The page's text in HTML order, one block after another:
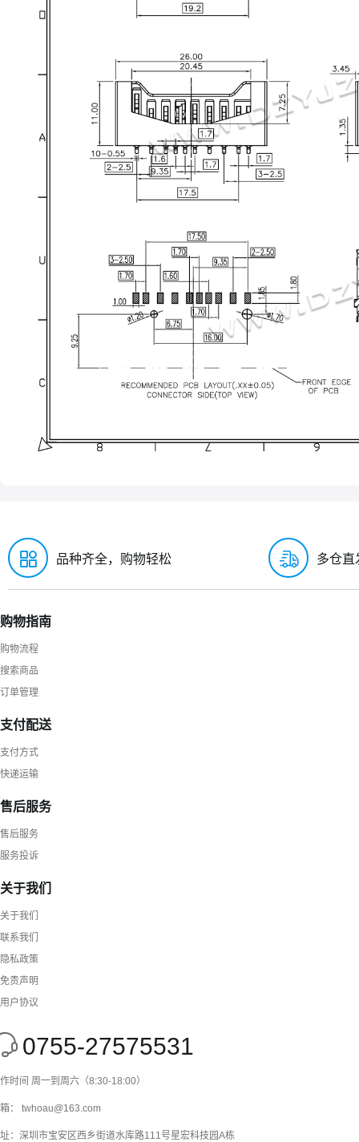
品种齐全，购物轻松 多仓直
购物指南
购物流程
搜索商品
订单管理
支付配送
支付方式
快递运输
售后服务
售后服务
服务投诉
关于我们
关于我们
联系我们
隐私政策
免责声明
用户协议
0755-27575531
时间 周一到周六（8:30-18:00）
： twhoau@163.com
：深圳市宝安区西乡街道水库路111号星宏科技园A栋